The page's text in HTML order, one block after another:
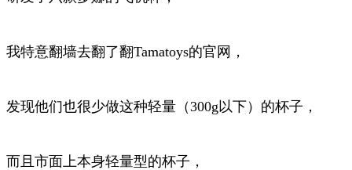
我特意翻墙去翻了翻Tamatoys的官网，
发现他们也很少做这种轻量（300g以下）的杯子，
而且市面上本身轻量型的杯子，